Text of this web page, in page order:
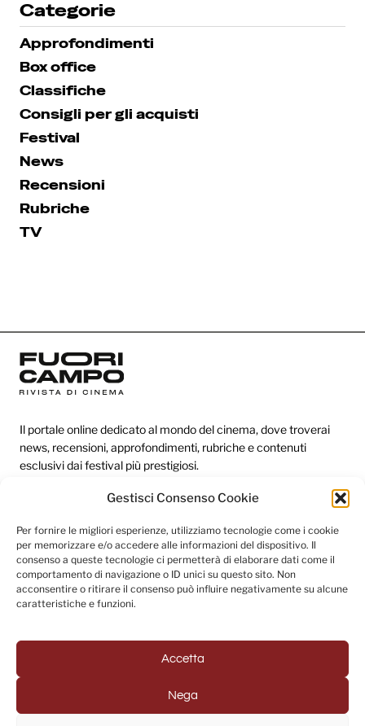
Gestisci Consenso Cookie
Per fornire le migliori esperienze, utilizziamo tecnologie come i cookie
per memorizzare e/o accedere alle informazioni del dispositivo. Il
consenso a queste tecnologie ci permetterà di elaborare dati come il
comportamento di navigazione o ID unici su questo sito. Non
acconsentire o ritirare il consenso può influire negativamente su alcune
caratteristiche e funzioni.
Accetta
Nega
Categorie
Approfondimenti
Box office
Classifiche
Consigli per gli acquisti
Festival
News
Recensioni
Rubriche
TV
Il portale online dedicato al mondo del cinema, dove troverai
news, recensioni, approfondimenti, rubriche e contenuti
esclusivi dai festival più prestigiosi.
Redazione
Categorie
Link utili
Seguici sui social